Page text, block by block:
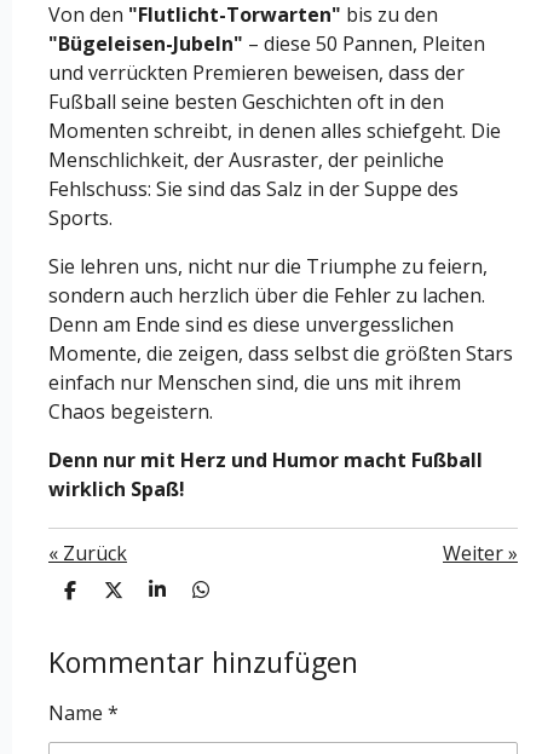
Von den "Flutlicht-Torwarten" bis zu den
"Bügeleisen-Jubeln" – diese 50 Pannen, Pleiten
und verrückten Premieren beweisen, dass der
Fußball seine besten Geschichten oft in den
Momenten schreibt, in denen alles schiefgeht. Die
Menschlichkeit, der Ausraster, der peinliche
Fehlschuss: Sie sind das Salz in der Suppe des
Sports.
Sie lehren uns, nicht nur die Triumphe zu feiern,
sondern auch herzlich über die Fehler zu lachen.
Denn am Ende sind es diese unvergesslichen
Momente, die zeigen, dass selbst die größten Stars
einfach nur Menschen sind, die uns mit ihrem
Chaos begeistern.
Denn nur mit Herz und Humor macht Fußball
wirklich Spaß!
« Zurück Weiter»
T
l
e
T
l
e
T
l
e
T
l
Kommentar hinzufügen
Name *